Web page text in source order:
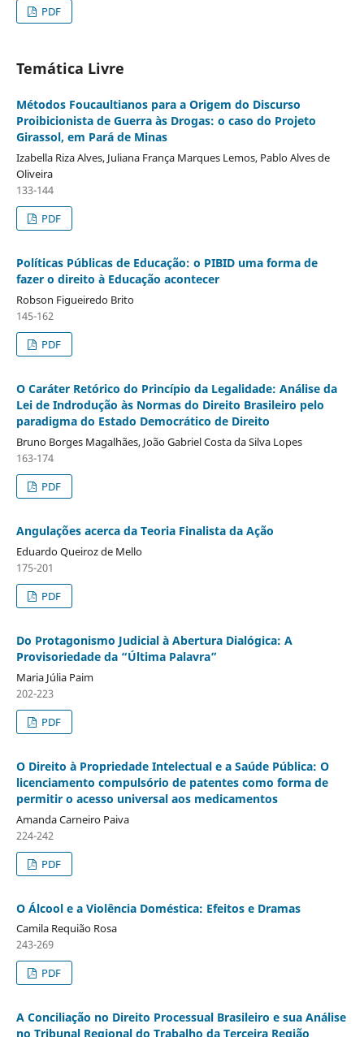
PDF
Temática Livre
Métodos Foucaultianos para a Origem do Discurso
Proibicionista de Guerra às Drogas: o caso do Projeto
Girassol, em Pará de Minas
Izabella Riza Alves, Juliana França Marques Lemos, Pablo Alves de
Oliveira
133-144
PDF
Políticas Públicas de Educação: o PIBID uma forma de
fazer o direito à Educação acontecer
Robson Figueiredo Brito
145-162
PDF
O Caráter Retórico do Princípio da Legalidade: Análise da
Lei de Indrodução às Normas do Direito Brasileiro pelo
paradigma do Estado Democrático de Direito
Bruno Borges Magalhães, João Gabriel Costa da Silva Lopes
163-174
PDF
Angulações acerca da Teoria Finalista da Ação
Eduardo Queiroz de Mello
175-201
PDF
Do Protagonismo Judicial à Abertura Dialógica: A
Provisoriedade da “Última Palavra”
Maria Júlia Paim
202-223
PDF
O Direito à Propriedade Intelectual e a Saúde Pública: O
licenciamento compulsório de patentes como forma de
permitir o acesso universal aos medicamentos
Amanda Carneiro Paiva
224-242
PDF
O Álcool e a Violência Doméstica: Efeitos e Dramas
Camila Requião Rosa
243-269
PDF
A Conciliação no Direito Processual Brasileiro e sua Análise
no Tribunal Regional do Trabalho da Terceira Região